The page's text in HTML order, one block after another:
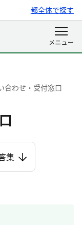
都全体で探す
合わせ・受付窓口
集